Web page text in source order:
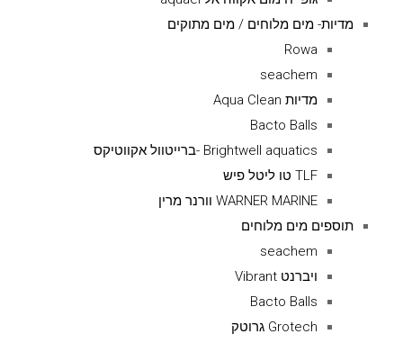
מדיות- מים מלוחים / מים מתוקים
Rowa
seachem
מדיות Aqua Clean
Bacto Balls
Brightwell aquatics -ברייטוול אקווטיקס
TLF טו ליטל פיש
WARNER MARINE וורנר מרין
תוספים מים מלוחים
seachem
ויברנט Vibrant
Bacto Balls
Grotech גרוטק